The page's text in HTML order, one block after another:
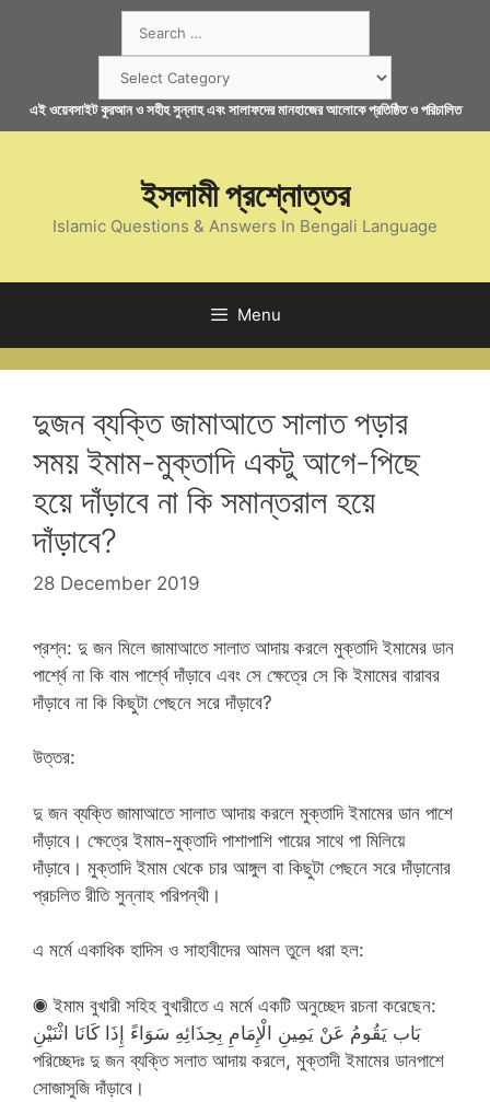
for:
এই ওয়েবসাইট কুরআন ও সহীহ সুন্নাহ এবং সালাফদের মানহাজের আলোকে প্রতিষ্ঠিত ও পরিচালিত
ইসলামী প্রশ্নোত্তর
Islamic Questions & Answers In Bengali Language
Menu
দুজন ব্যক্তি জামাআতে সালাত পড়ার
সময় ইমাম-মুক্তাদি একটু আগে-পিছে
হয়ে দাঁড়াবে না কি সমান্তরাল হয়ে
দাঁড়াবে?
28 December 2019
প্রশ্ন: দু জন মিলে জামাআতে সালাত আদায় করলে মুক্তাদি ইমামের ডান
পার্শ্বে না কি বাম পার্শ্বে দাঁড়াবে এবং সে ক্ষেত্রে সে কি ইমামের বারাবর
দাঁড়াবে না কি কিছুটা পেছনে সরে দাঁড়াবে?
উত্তর:
দু জন ব্যক্তি জামাআতে সালাত আদায় করলে মুক্তাদি ইমামের ডান পাশে
দাঁড়াবে। ক্ষেত্রে ইমাম-মুক্তাদি পাশাপাশি পায়ের সাথে পা মিলিয়ে
দাঁড়াবে। মুক্তাদি ইমাম থেকে চার আঙ্গুল বা কিছুটা পেছনে সরে দাঁড়ানোর
প্রচলিত রীতি সুন্নাহ পরিপন্থী।
এ মর্মে একাধিক হাদিস ও সাহাবীদের আমল তুলে ধরা হল:
◉ ইমাম বুখারী সহিহ বুখারীতে এ মর্মে একটি অনুচ্ছেদ রচনা করেছেন:
بَاب يَقُومُ عَنْ يَمِينِ الْإِمَامِ بِحِذَائِهِ سَوَاءً إِذَا كَانَا اثْنَيْنِ
পরিচ্ছেদঃ দু জন ব্যক্তি সলাত আদায় করলে, মুক্তাদী ইমামের ডানপাশে
সোজাসুজি দাঁড়াবে।